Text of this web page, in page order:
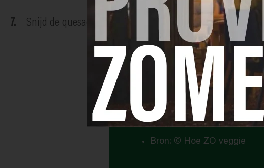
Snijd de quesadilla’s in vier en serveer met de
Opmerkingen
Bron: © Hoe ZO veggie